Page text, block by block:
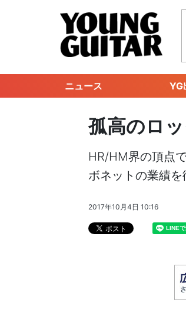
ニュース YG
孤高のロ
HR/HM界の頂点
ボネットの業績を
2017年10月4日 10:16